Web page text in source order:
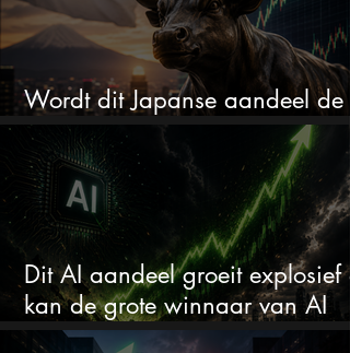
Wordt dit Japanse aandeel de
comeback kid van 2026?
Dit AI aandeel groeit explosief
kan de grote winnaar van AI
worden